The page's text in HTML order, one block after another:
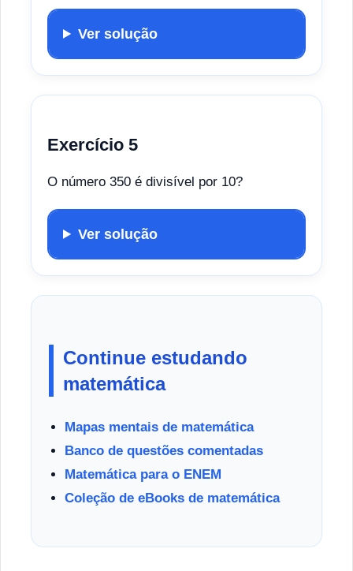
Ver solução
Exercício 5
O número 350 é divisível por 10?
Ver solução
Continue estudando
matemática
Mapas mentais de matemática
Banco de questões comentadas
Matemática para o ENEM
Coleção de eBooks de matemática